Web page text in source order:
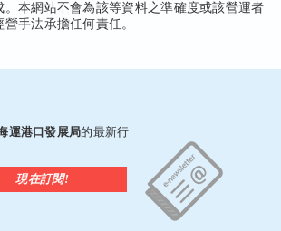
。本網站不會為該等資料之準確度或該營運者
營手法承擔任何責任。
運港口發展局的最新行
現在訂閱!